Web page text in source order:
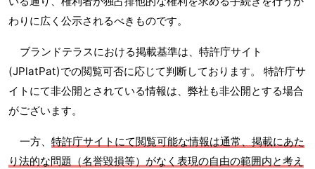
わりに広く公示されるべきものです。
ブランドテラスにおける掲載基準は、特許庁サイト
(JPlatPat)での閲覧可否に応じて判断しております。 特許庁サ
イトにて非公開とされている情報は、弊社も非公開とする場合
がございます。
一方、 特許庁サイトにて閲覧可能な情報は通常、掲載にあた
り法的な問題（名誉毀損等）がなく表現の自由の範囲内と考え